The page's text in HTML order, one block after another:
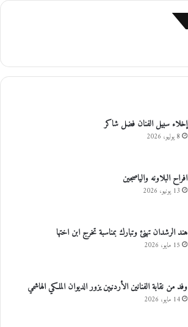
إخلاء سبيل الفنان فضل شاكر
8 يوليو، 2026
افراح البلاونه والياصجين
13 يونيو، 2026
هند الرشدان تهنئ وتبارك بمناسبة تخرج ابن اختها
15 مايو، 2026
وفد من نقابة الفنانين الأردنيين يزور الديوان الملكي الهاشمي
14 مايو، 2026